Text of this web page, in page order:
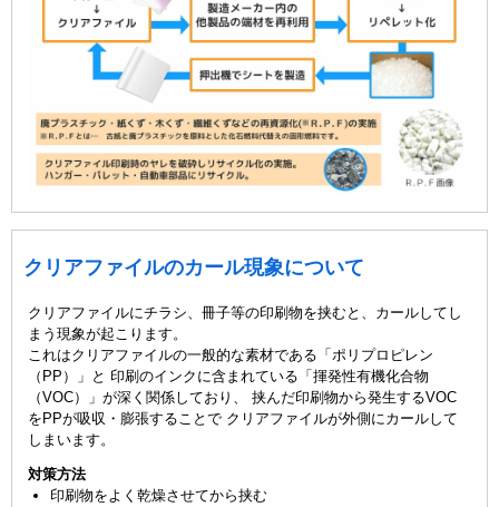
クリアファイルのカール現象について
クリアファイルにチラシ、冊子等の印刷物を挟むと、カールしてし
まう現象が起こります。
これはクリアファイルの一般的な素材である「ポリプロピレン
（PP）」と 印刷のインクに含まれている「揮発性有機化合物
（VOC）」が深く関係しており、 挟んだ印刷物から発生するVOC
をPPが吸収・膨張することで クリアファイルが外側にカールして
しまいます。
対策方法
印刷物をよく乾燥させてから挟む